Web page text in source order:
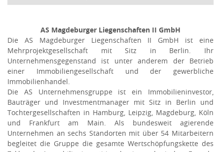
AS Magdeburger Liegenschaften II GmbH
Die AS Magdeburger Liegenschaften II GmbH ist eine
Mehrprojektgesellschaft mit Sitz in Berlin. Ihr
Unternehmensgegenstand ist unter anderem der Betrieb
einer Immobiliengesellschaft und der gewerbliche
Immobilienhandel.
Die AS Unternehmensgruppe ist ein Immobilieninvestor,
Bauträger und Investmentmanager mit Sitz in Berlin und
Tochtergesellschaften in Hamburg, Leipzig, Magdeburg, Köln
und Frankfurt am Main. Als bundesweit agierende
Unternehmen an sechs Standorten mit über 54 Mitarbeitern
begleitet die Gruppe die gesamte Wertschöpfungskette des